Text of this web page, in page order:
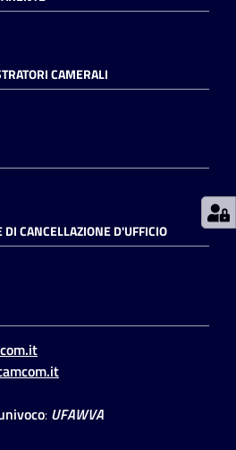
CAMERALI
CANCELLAZIONE D'UFFICIO
: UFAWVA